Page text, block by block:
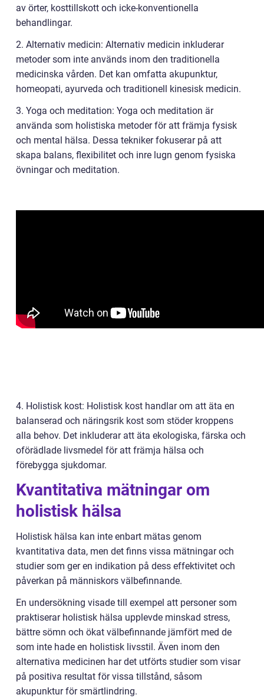
av örter, kosttillskott och icke-konventionella
behandlingar.
2. Alternativ medicin: Alternativ medicin inkluderar
metoder som inte används inom den traditionella
medicinska vården. Det kan omfatta akupunktur,
homeopati, ayurveda och traditionell kinesisk medicin.
3. Yoga och meditation: Yoga och meditation är
använda som holistiska metoder för att främja fysisk
och mental hälsa. Dessa tekniker fokuserar på att
skapa balans, flexibilitet och inre lugn genom fysiska
övningar och meditation.
4. Holistisk kost: Holistisk kost handlar om att äta en
balanserad och näringsrik kost som stöder kroppens
alla behov. Det inkluderar att äta ekologiska, färska och
oförädlade livsmedel för att främja hälsa och
förebygga sjukdomar.
Kvantitativa mätningar om
holistisk hälsa
Holistisk hälsa kan inte enbart mätas genom
kvantitativa data, men det finns vissa mätningar och
studier som ger en indikation på dess effektivitet och
påverkan på människors välbefinnande.
En undersökning visade till exempel att personer som
praktiserar holistisk hälsa upplevde minskad stress,
bättre sömn och ökat välbefinnande jämfört med de
som inte hade en holistisk livsstil. Även inom den
alternativa medicinen har det utförts studier som visar
på positiva resultat för vissa tillstånd, såsom
akupunktur för smärtlindring.